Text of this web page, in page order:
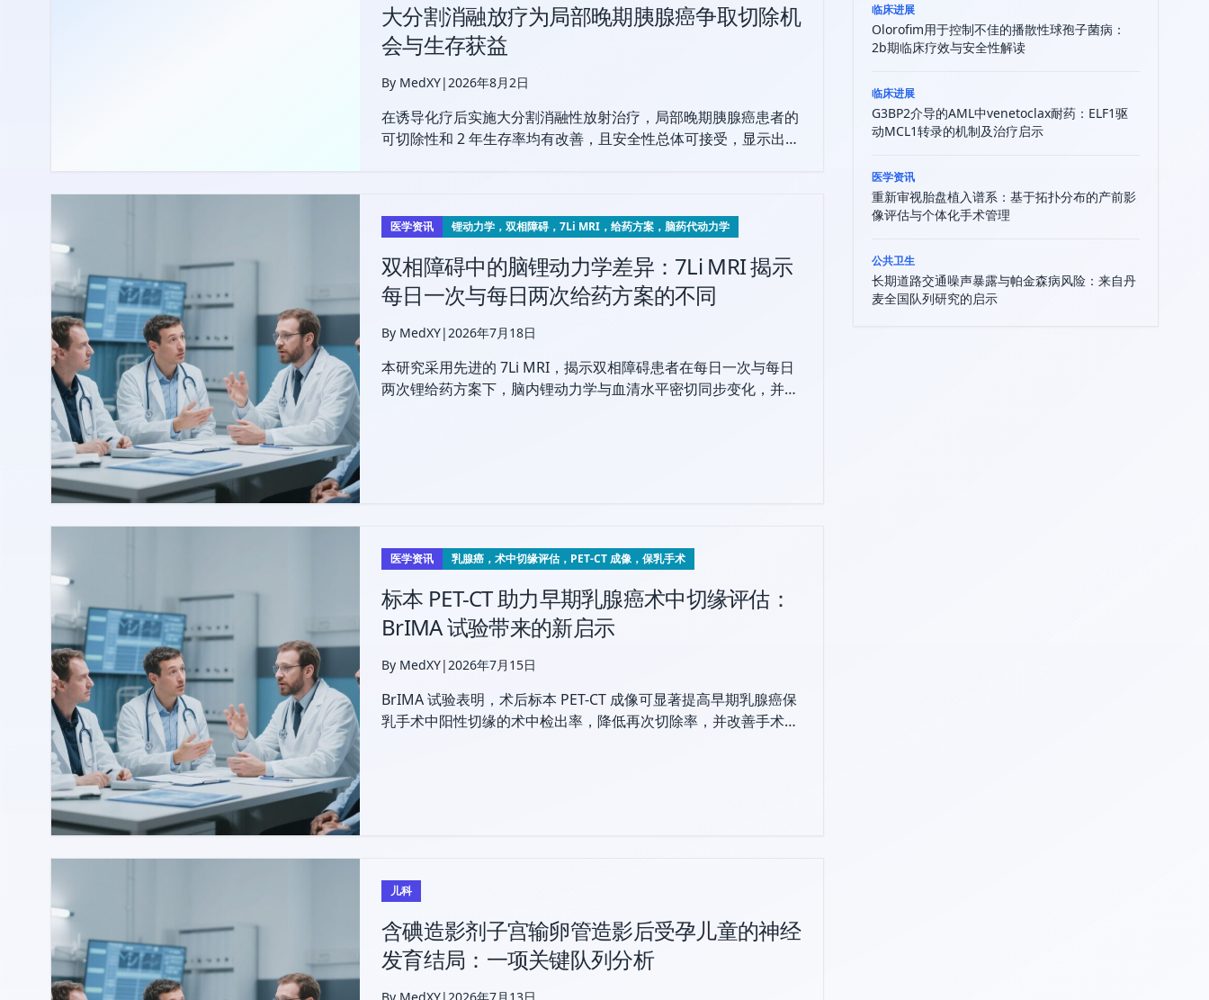
大分割消融放疗为局部晚期胰腺癌争取切除机
会与生存获益
By MedXY|2026年8月2日
在诱导化疗后实施大分割消融性放射治疗，局部晚期胰腺癌患者的
可切除性和 2 年生存率均有改善，且安全性总体可接受，显示出良
医学资讯 锂动力学，双相障碍，7Li MRI，给药方案，脑药代动力学
双相障碍中的脑锂动力学差异：7Li MRI 揭示
每日一次与每日两次给药方案的不同
By MedXY|2026年7月18日
本研究采用先进的 7Li MRI，揭示双相障碍患者在每日一次与每日
两次锂给药方案下，脑内锂动力学与血清水平密切同步变化，并提
医学资讯 乳腺癌，术中切缘评估，PET-CT 成像，保乳手术
标本 PET-CT 助力早期乳腺癌术中切缘评估：
BrIMA 试验带来的新启示
By MedXY|2026年7月15日
BrIMA 试验表明，术后标本 PET-CT 成像可显著提高早期乳腺癌保
乳手术中阳性切缘的术中检出率，降低再次切除率，并改善手术结
儿科
含碘造影剂子宫输卵管造影后受孕儿童的神经
发育结局：一项关键队列分析
临床进展
Olorofim用于控制不佳的播散性球孢子菌病：
2b期临床疗效与安全性解读
临床进展
G3BP2介导的AML中venetoclax耐药：ELF1驱
动MCL1转录的机制及治疗启示
医学资讯
重新审视胎盘植入谱系：基于拓扑分布的产前影
像评估与个体化手术管理
公共卫生
长期道路交通噪声暴露与帕金森病风险：来自丹
麦全国队列研究的启示